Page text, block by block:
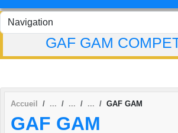
GAF GAM
Accueil GAF GAM
GAF GAM